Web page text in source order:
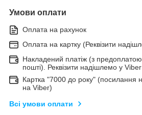
Умови оплати
Оплата на рахунок
Оплата на картку (Реквізити
Накладений платіж (з
пошті). Реквізити надішлемо у Viber
Картка "7000 до року" (посилання
на Viber)
Всі умови оплати